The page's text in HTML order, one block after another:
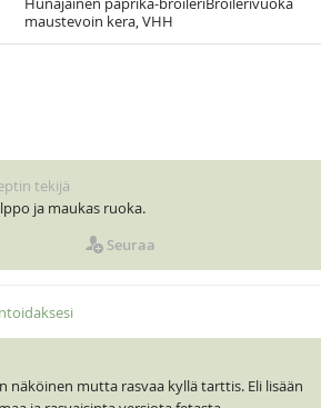
maustevoin kera, VHH
tekijä
ja maukas ruoka.
Seuraa
näköinen mutta rasvaa kyllä tarttis. Eli lisään